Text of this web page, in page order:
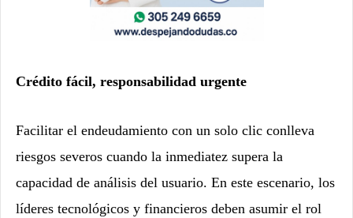
Crédito fácil, responsabilidad urgente
Facilitar el endeudamiento con un solo clic conlleva
riesgos severos cuando la inmediatez supera la
capacidad de análisis del usuario. En este escenario, los
líderes tecnológicos y financieros deben asumir el rol